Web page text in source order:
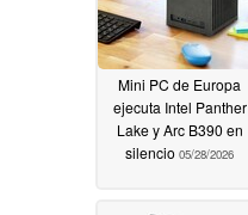
Mini PC de Europa
ejecuta Intel Panther
Lake y Arc B390 en
silencio 05/28/2026